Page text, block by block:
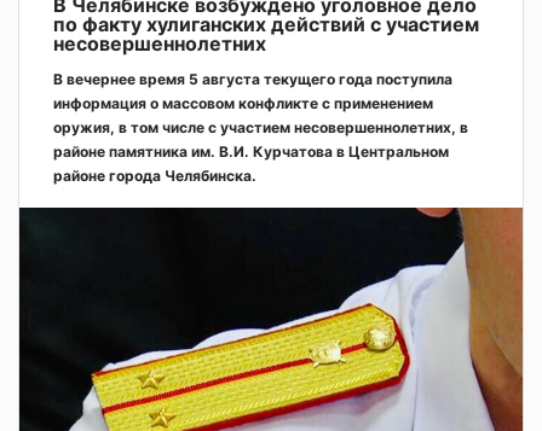
В Челябинске возбуждено уголовное дело
по факту хулиганских действий с участием
несовершеннолетних
В вечернее время 5 августа текущего года поступила
информация о массовом конфликте с применением
оружия, в том числе с участием несовершеннолетних, в
районе памятника им. В.И. Курчатова в Центральном
районе города Челябинска.